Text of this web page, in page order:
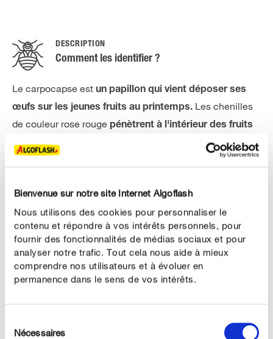
Bienvenue sur notre site Internet Algoflash
Nous utilisons des cookies pour personnaliser le
contenu et répondre à vos intérêts personnels, pour
fournir des fonctionnalités de médias sociaux et pour
analyser notre trafic. Tout cela nous aide à mieux
comprendre nos utilisateurs et à évoluer en
permanence dans le sens de vos intérêts.
duNécessaires
DESCRIPTION
Comment les identifier ?
Le carpocapse est un papillon qui vient déposer ses
œufs sur les jeunes fruits au printemps. Les chenilles
de couleur rose rouge pénètrent à l'intérieur des fruits
et se nourrissent de leur chair
en y creusant des
galeries.
reconnaissable à un bouchon de gomme jaune
A l’intérieur, les fruits sont rongés par les
vers.
Au printemps, la première générationde carpocapses
dépose ses œufs sur les mises à fruits dans les 2 à 3
unechute prématurée des fruits. Les fruits attaqués